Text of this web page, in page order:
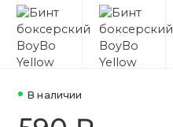
В наличии